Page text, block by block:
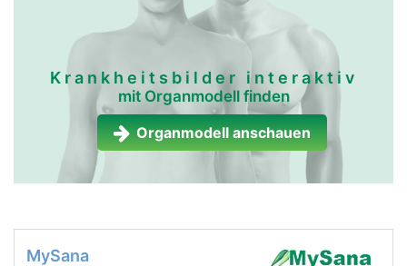
Krankheitsbilder interaktiv
mit Organmodell finden
Organmodell anschauen
MySana